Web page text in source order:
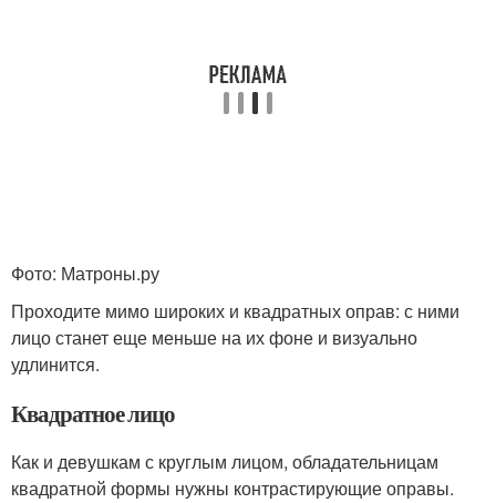
Фото: Матроны.ру
Проходите мимо широких и квадратных оправ: с ними
лицо станет еще меньше на их фоне и визуально
удлинится.
Квадратное лицо
Как и девушкам с круглым лицом, обладательницам
квадратной формы нужны контрастирующие оправы.